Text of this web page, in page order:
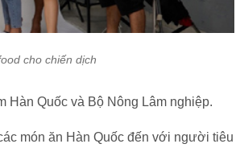
cho chiến dịch
Hàn Quốc và Bộ Nông Lâm nghiệp.
món ăn Hàn Quốc đến với người tiêu